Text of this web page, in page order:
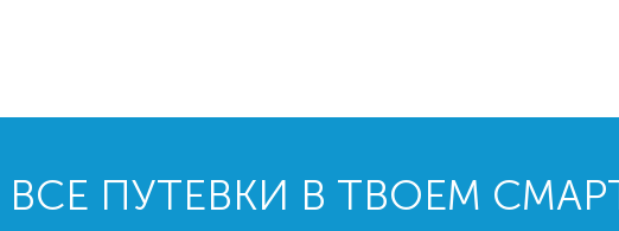
ВСЕ ПУТЕВКИ В ТВОЕМ